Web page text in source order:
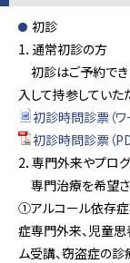
初診
1．通常初診の方
初診はご予約で
入して持参していた
初診時問診票（ワ
初診時問診票（
2．専門外来やプロ
専門治療を希望さ
①アルコール依存症
症専門外来、児童
ム受講、窃盗症の